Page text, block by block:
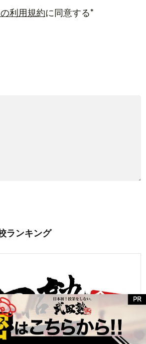
利用規約に同意する*
ランキング